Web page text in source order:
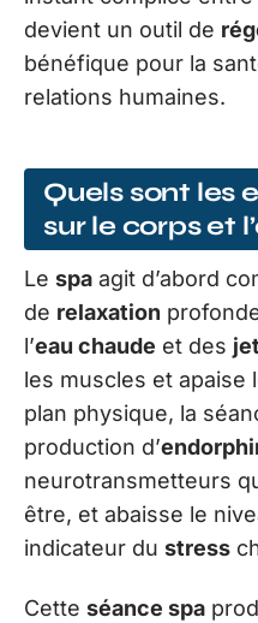
devient un outil de
bénéfique pour la
relations humaines.
Quels sont les
sur le corps et
Le spa agit d’abord
de relaxation
l’eau chaude et des
les muscles et apaise
plan physique, la
production d’
neurotransmetteurs
être, et abaisse le
indicateur du stress
Cette séance spa